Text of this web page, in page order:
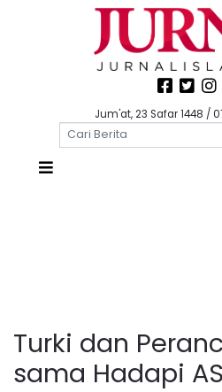
Jum'at, 23 Safar 1448 /
Turki dan
sama Hadapi AS